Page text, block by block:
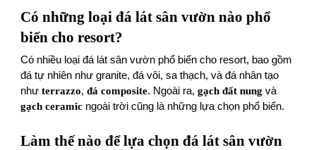
Có những loại đá lát sân vườn nào phổ
biến cho resort?
Có nhiều loại đá lát sân vườn phổ biến cho resort, bao gồm
đá tự nhiên như granite, đá vôi, sa thạch, và đá nhân tạo
nhưterrazzo,đá composite. Ngoài ra,gạch đất nung và
gạch ceramic ngoài trời cũng là những lựa chọn phổ biến.
Làm thế nào để lựa chọn đá lát sân vườn